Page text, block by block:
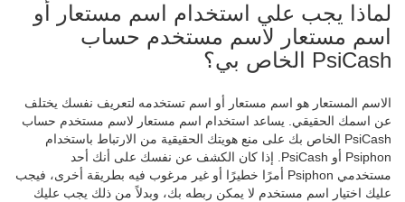
لماذا يجب علي استخدام اسم مستعار أو
اسم مستعار لاسم مستخدم حساب
PsiCash الخاص بي؟
الاسم المستعار هو اسم مستعار أو اسم تستخدمه لتعريف نفسك يختلف
عن اسمك الحقيقي. يساعد استخدام اسم مستعار لاسم مستخدم حساب
PsiCash الخاص بك على منع هويتك الحقيقية من الارتباط باستخدام
Psiphon أو PsiCash. إذا كان الكشف عن نفسك على أنك أحد
مستخدمي Psiphon أمرًا خطيرًا أو غير مرغوب فيه بطريقة أخرى، فيجب
عليك اختيار اسم مستخدم لا يمكن ربطه بك، وبدلاً من ذلك يجب عليك